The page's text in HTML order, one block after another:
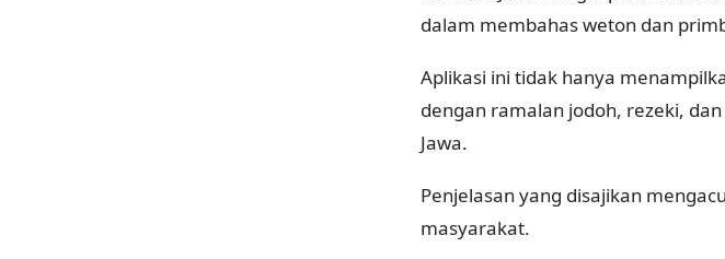
dalam membahas weton dan
Aplikasi ini tidak hanya
dengan ramalan jodoh, rezeki,
Jawa.
Penjelasan yang disajikan
masyarakat.